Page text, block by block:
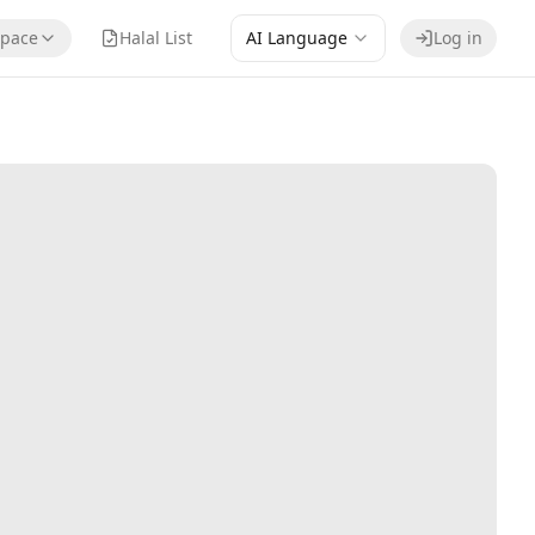
Halal List AI Language Log in